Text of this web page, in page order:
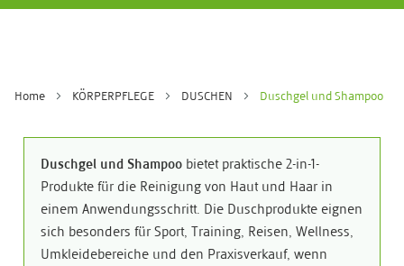
Home KÖRPERPFLEGE DUSCHEN Duschgel und Shampoo
Duschgel und Shampoo bietet praktische 2-in-1-
Produkte für die Reinigung von Haut und Haar in
einem Anwendungsschritt. Die Duschprodukte eignen
sich besonders für Sport, Training, Reisen, Wellness,
Umkleidebereiche und den Praxisverkauf, wenn